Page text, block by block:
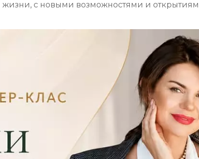
с новыми возможностями и